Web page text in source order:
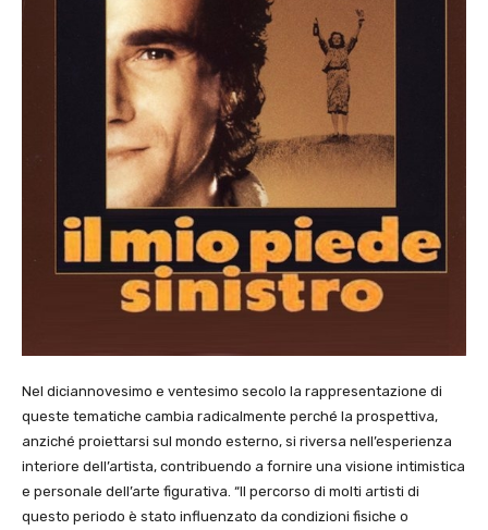
Nel diciannovesimo e ventesimo secolo la rappresentazione di
queste tematiche cambia radicalmente perché la prospettiva,
anziché proiettarsi sul mondo esterno, si riversa nell’esperienza
interiore dell’artista, contribuendo a fornire una visione intimistica
e personale dell’arte figurativa. “Il percorso di molti artisti di
questo periodo è stato influenzato da condizioni fisiche o